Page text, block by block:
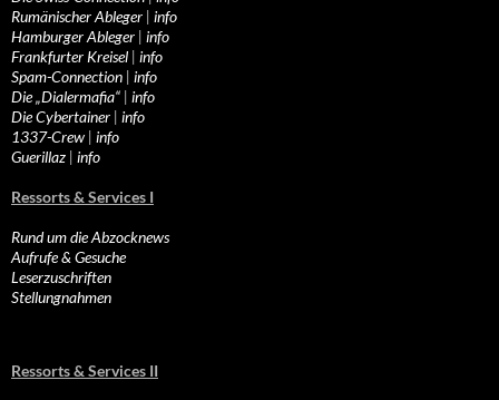
Rumänischer Ableger | info
Hamburger Ableger | info
Frankfurter Kreisel | info
Spam-Connection | info
Die „Dialermafia“ | info
Die Cybertainer | info
1337-Crew | info
Guerillaz | info
Ressorts & Services I
Rund um die Abzocknews
Aufrufe & Gesuche
Leserzuschriften
Stellungnahmen
Ressorts & Services II